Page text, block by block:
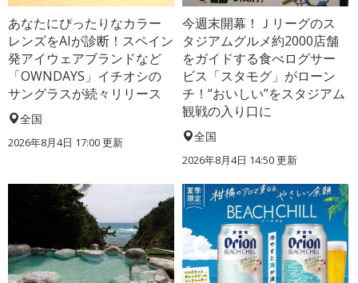
あなたにぴったりなカラー
レンズをAIが診断！スペイン
発アイウェアブランドなど
「OWNDAYS」イチオシの
サングラスが続々リリース
全国
2026年8月4日 17:00更新
今週末開幕！Ｊリーグのス
タジアムグルメ約2000店舗
をガイドする食べログサー
ビス「スタモグ」がローン
チ！“おいしい”をスタジアム
観戦の入り口に
全国
2026年8月4日 14:50更新